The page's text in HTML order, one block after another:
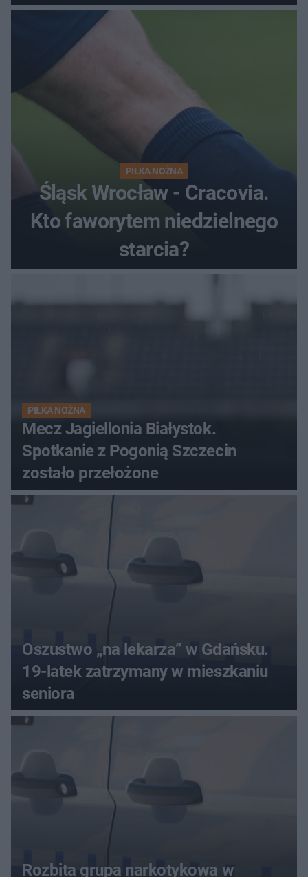
satysfakcję
PIŁKA NOŻNA
Śląsk Wrocław - Cracovia.
Kto faworytem niedzielnego
starcia?
PIŁKA NOŻNA
Mecz Jagiellonia Białystok.
Spotkanie z Pogonią Szczecin
zostało przełożone
Oszustwo „na lekarza” w Gdańsku.
19-latek zatrzymany w mieszkaniu
seniora
Rozbita grupa narkotykowa w